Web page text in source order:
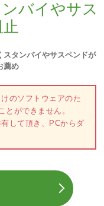
バイやサス
スタンバイやサスペンドが
薦め
のソフトウェアのた
とができません。
して頂き、PCからダ